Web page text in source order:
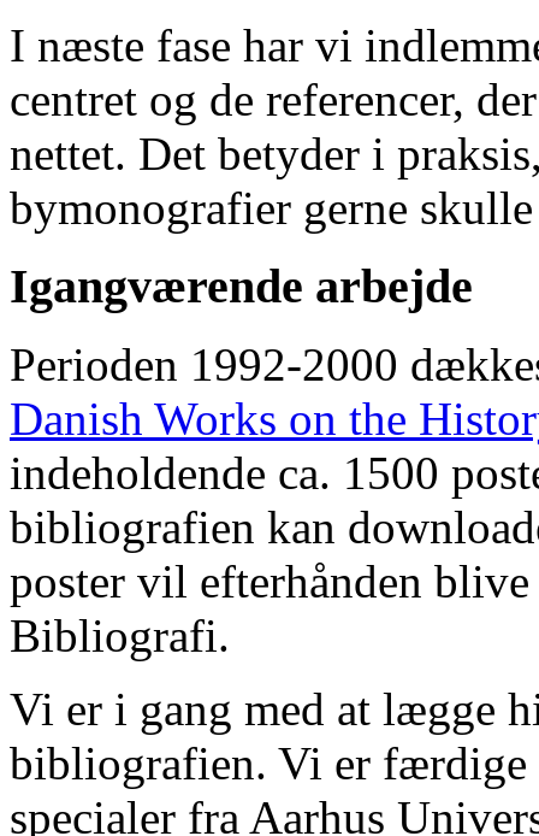
I næste fase har vi
centret og de referencer,
nettet. Det betyder i
bymonografier gerne
Igangværende arbejde
Perioden 1992-2000
Danish Works on the
indeholdende ca. 1500
bibliografien kan
poster vil efterhånden
Bibliografi.
Vi er i gang med at lægge
bibliografien. Vi er færdige
specialer fra Aarhus